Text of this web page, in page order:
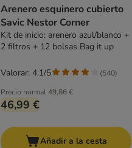
Arenero esquinero cubierto
Savic Nestor Corner
Kit de inicio: arenero azul/blanco +
2 filtros + 12 bolsas Bag it up
Precio normal49,86 €
46,99 €
Valorar: 4.1/5 (540)
Añadir a la cesta